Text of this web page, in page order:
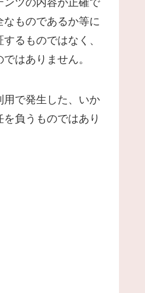
ものであるか等に
るものではなく、
はありません。
用で発生した、いか
負うものではあり